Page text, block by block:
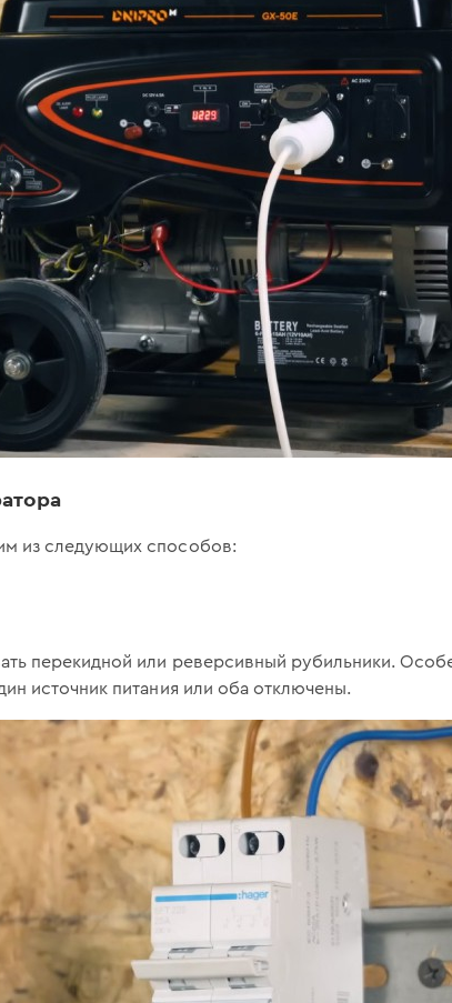
из следующих способов:
перекидной или реверсивный рубильники.
источник питания или оба отключены.